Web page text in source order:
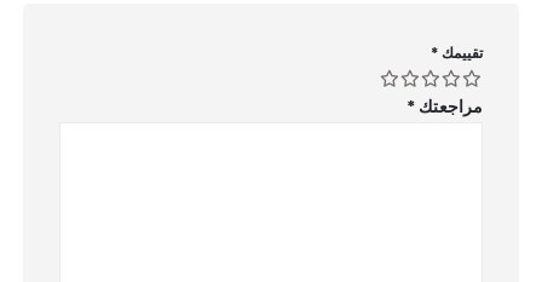
تقييمك*
مراجعتك *